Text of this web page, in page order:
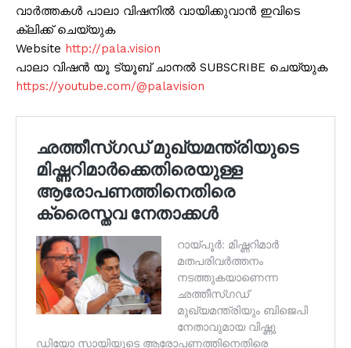
വാർത്തകൾ പാലാ വിഷനിൽ വായിക്കുവാൻ ഇവിടെ
ക്ലിക്ക് ചെയ്യുക
Website http://pala.vision
പാലാ വിഷൻ യൂ ട്യൂബ് ചാനൽ SUBSCRIBE ചെയ്യുക
https://youtube.com/@palavision